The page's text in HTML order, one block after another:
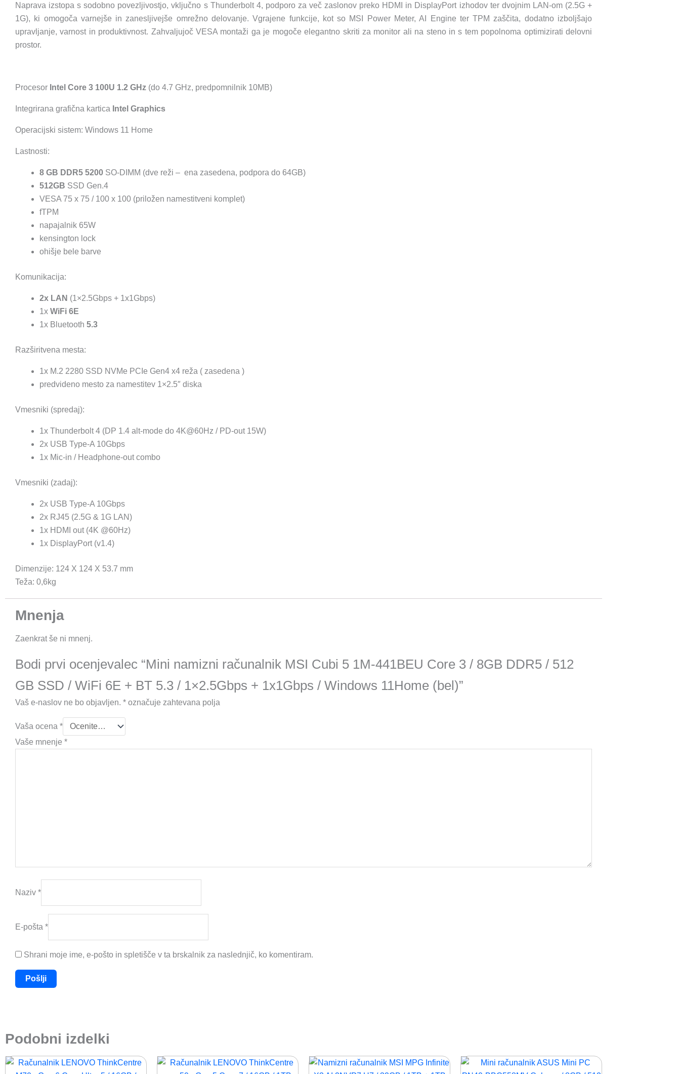
+
BT
5.3
Naprava izstopa s sodobno povezljivostjo, vključno s Thunderbolt 4, podporo za več zaslonov preko HDMI in DisplayPort izhodov ter dvojnim LAN-om (2.5G +
1G), ki omogoča varnejše in zanesljivejše omrežno delovanje. Vgrajene funkcije, kot so MSI Power Meter, AI Engine ter TPM zaščita, dodatno izboljšajo
upravljanje, varnost in produktivnost. Zahvaljujoč VESA montaži ga je mogoče elegantno skriti za monitor ali na steno in s tem popolnoma optimizirati delovni
prostor.
Procesor Intel Core 3 100U 1.2 GHz (do 4.7 GHz, predpomnilnik 10MB)
Integrirana grafična kartica Intel Graphics
Operacijski sistem: Windows 11 Home
Lastnosti:
8 GB DDR5 5200 SO-DIMM (dve reži – ena zasedena, podpora do 64GB)
512GB SSD Gen.4
VESA 75 x 75 / 100 x 100 (priložen namestitveni komplet)
fTPM
napajalnik 65W
kensington lock
ohišje bele barve
Komunikacija:
2x LAN (1×2.5Gbps + 1x1Gbps)
1x WiFi 6E
1x Bluetooth 5.3
Razširitvena mesta:
1x M.2 2280 SSD NVMe PCIe Gen4 x4 reža ( zasedena )
predvideno mesto za namestitev 1×2.5″ diska
Vmesniki (spredaj):
1x Thunderbolt 4 (DP 1.4 alt-mode do 4K@60Hz / PD-out 15W)
2x USB Type-A 10Gbps
1x Mic-in / Headphone-out combo
Vmesniki (zadaj):
2x USB Type-A 10Gbps
2x RJ45 (2.5G & 1G LAN)
1x HDMI out (4K @60Hz)
1x DisplayPort (v1.4)
Dimenzije: 124 X 124 X 53.7 mm
Teža: 0,6kg
Mnenja
Zaenkrat še ni mnenj.
Bodi prvi ocenjevalec “Mini namizni računalnik MSI Cubi 5 1M-441BEU Core 3 / 8GB DDR5 / 512
GB SSD / WiFi 6E + BT 5.3 / 1×2.5Gbps + 1x1Gbps / Windows 11Home (bel)”
Vaš e-naslov ne bo objavljen. * označuje zahtevana polja
Vaša ocena *
Vaše mnenje *
Naziv *
E-pošta *
Shrani moje ime, e-pošto in spletišče v ta brskalnik za naslednjič, ko komentiram.
Podobni izdelki